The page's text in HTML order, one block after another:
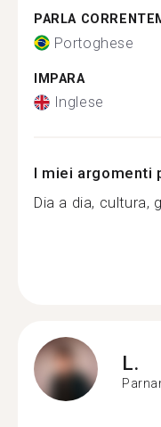
PARLA
Portoghese
IMPARA
Inglese
I miei argomenti
Dia a dia, cultura,
L.